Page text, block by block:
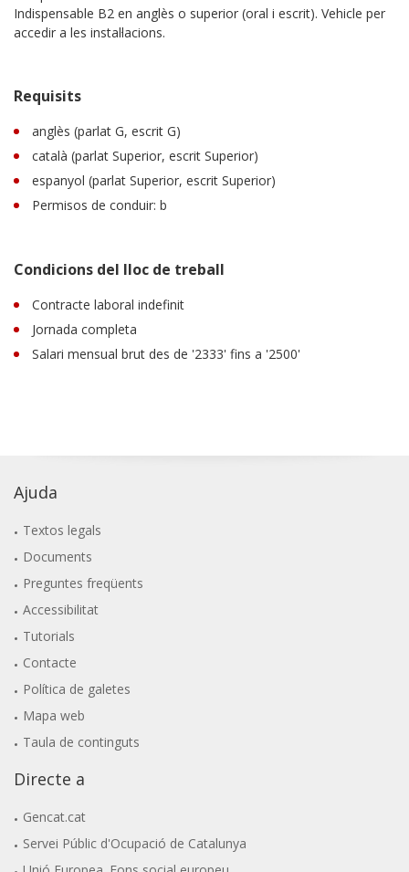
Indispensable B2 en anglès o superior (oral i escrit). Vehicle per
accedir a les instal·lacions.
Requisits
anglès (parlat G, escrit G)
català (parlat Superior, escrit Superior)
espanyol (parlat Superior, escrit Superior)
Permisos de conduir: b
Condicions del lloc de treball
Contracte laboral indefinit
Jornada completa
Salari mensual brut des de '2333' fins a '2500'
Ajuda
Textos legals
Documents
Preguntes freqüents
Accessibilitat
Tutorials
Contacte
Política de galetes
Mapa web
Taula de continguts
Directe a
Gencat.cat
Servei Públic d'Ocupació de Catalunya